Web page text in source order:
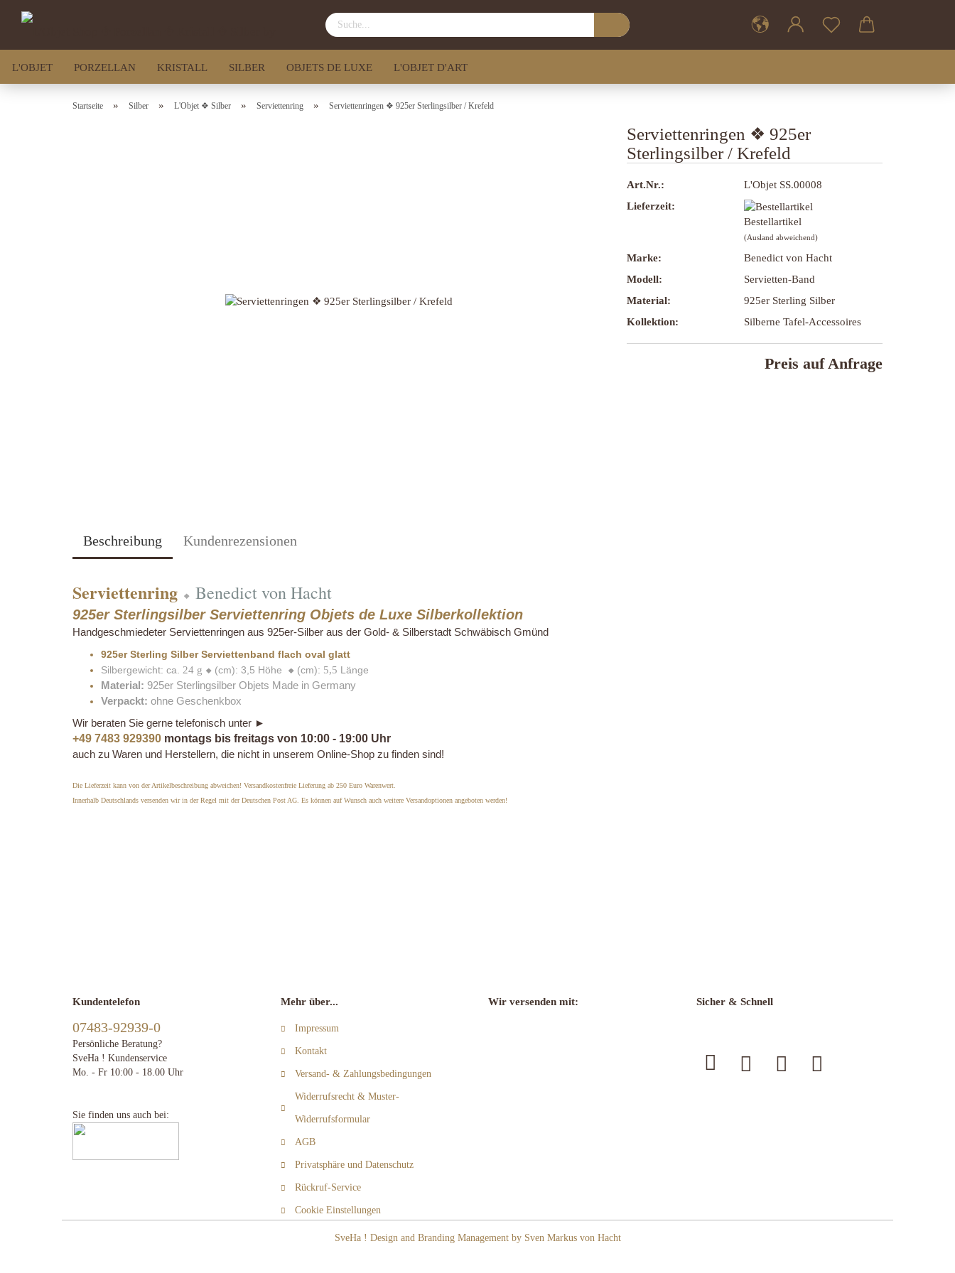
L'OBJET PORZELLAN KRISTALL SILBER OBJETS DE LUXE L'OBJET D'ART
Startseite » Silber » L'Objet ❖ Silber » Serviettenring » Serviettenringen ❖ 925er Sterlingsilber / Krefeld
Serviettenringen ❖ 925er
Sterlingsilber / Krefeld
Art.Nr.:
L'Objet SS.00008
Lieferzeit:
Bestellartikel
(Ausland abweichend)
Marke:
Benedict von Hacht
Modell:
Servietten-Band
Material:
925er Sterling Silber
Kollektion:
Silberne Tafel-Accessoires
Preis auf Anfrage
Beschreibung Kundenrezensionen
Serviettenring ❖ Benedict von Hacht
925er Sterlingsilber Serviettenring Objets de Luxe Silberkollektion
Handgeschmiedeter Serviettenringen aus 925er-Silber aus der Gold- & Silberstadt Schwäbisch Gmünd
925er Sterling Silber Serviettenband flach oval glatt
Silbergewicht: ca. 24 g ❖ (cm): 3,5 Höhe ❖ (cm): 5,5 Länge
Material: 925er Sterlingsilber Objets Made in Germany
Verpackt: ohne Geschenkbox
Wir beraten Sie gerne telefonisch unter ►
+49 7483 929390 montags bis freitags von 10:00 - 19:00 Uhr
auch zu Waren und Herstellern, die nicht in unserem Online-Shop zu finden sind!
Die Lieferzeit kann von der Artikelbeschreibung abweichen! Versandkostenfreie Lieferung ab 250 Euro Warenwert.
Innerhalb Deutschlands versenden wir in der Regel mit der Deutschen Post AG. Es können auf Wunsch auch weitere Versandoptionen angeboten werden!
Kundentelefon
07483-92939-0
Persönliche Beratung?
SveHa ! Kundenservice
Mo. - Fr 10:00 - 18.00 Uhr
Sie finden uns auch bei:
Mehr über...
Impressum
Kontakt
Versand- & Zahlungsbedingungen
Widerrufsrecht & Muster-
Widerrufsformular
AGB
Privatsphäre und Datenschutz
Rückruf-Service
Cookie Einstellungen
Wir versenden mit: Sicher & Schnell
SveHa ! Design and Branding Management by Sven Markus von Hacht